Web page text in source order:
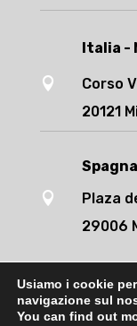
Italia -

Corso
20121

Plaza
29006
Usiamo i cookie
navigazione sul
You can find out